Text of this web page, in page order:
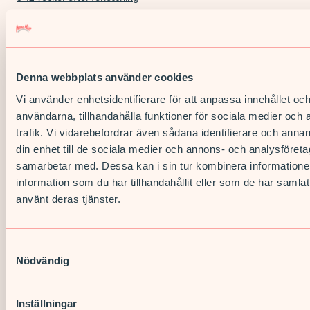
Denna webbplats använder cookies
Vi använder enhetsidentifierare för att anpassa innehållet
användarna, tillhandahålla funktioner för sociala medier och
trafik. Vi vidarebefordrar även sådana identifierare och
din enhet till de sociala medier och annons- och
samarbetar med. Dessa kan i sin tur kombinera
information som du har tillhandahållit eller som de har
använt deras tjänster.
Nödvändig
Inställningar
Successiv stegring och återtagande av ”vanlig träning”. Inte
12-16 veckor efter förlossning
Om du upplever besvär eller symtom av bäckensmärta,
tyngdkänsla, urininkontinens etc nu – kanske behov av
fysioterapeut? Bäckenbottencentrum? Sexolog? Kontakta din
MVC om du är osäker på vart du ska vända dig.
Kom ihåg att det tar minst 6 månader för bäckenbotten att
återhämta sig. Även om du födde med kejsarsnitt behöver du
träna din bäckenbotten!
Mamamia-podden